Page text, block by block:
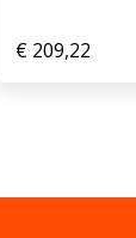
€209,22